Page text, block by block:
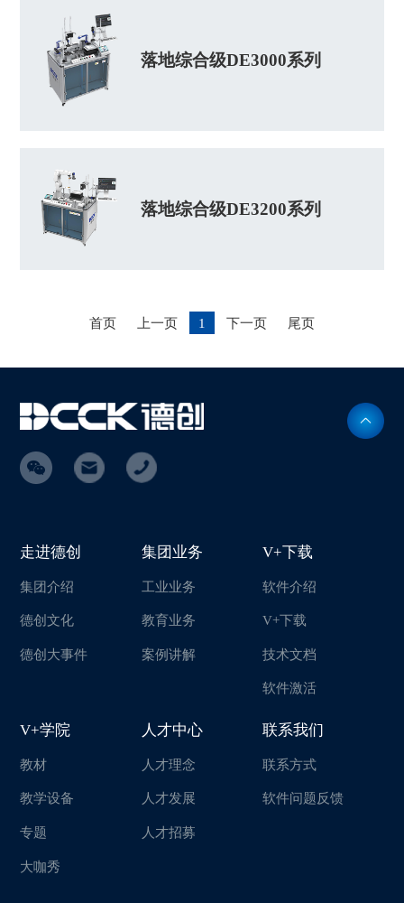
落地综合级DE3000系列
落地综合级DE3200系列
首页 上一页 1 下一页 尾页
走进德创
集团介绍
德创文化
德创大事件
集团业务
工业业务
教育业务
案例讲解
V+下载
软件介绍
V+下载
技术文档
软件激活
V+学院
教材
教学设备
专题
大咖秀
人才中心
人才理念
人才发展
人才招募
联系我们
联系方式
软件问题反馈